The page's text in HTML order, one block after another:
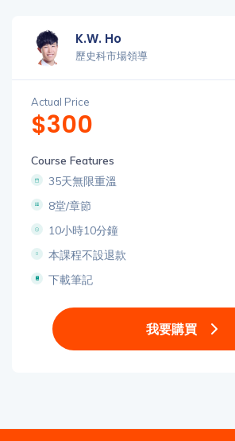
K.W. Ho
歷史科市場領導
Actual Price
$300
Course Features
35天無限重溫
8堂/章節
10小時10分鐘
本課程不設退款
下載筆記
我要購買